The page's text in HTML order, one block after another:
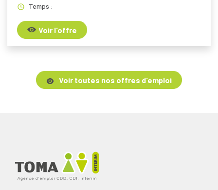
Temps :
Voir l'offre
Voir toutes nos offres d'emploi